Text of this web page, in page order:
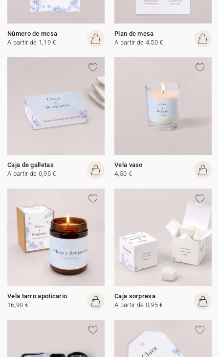
Número de mesa
A partir de 1,19 €
Plan de mesa
A partir de 4,50 €
Caja de galletas
A partir de 0,95 €
Vela vaso
4,50 €
Vela tarro apoticario
16,90 €
Caja sorpresa
A partir de 0,95 €